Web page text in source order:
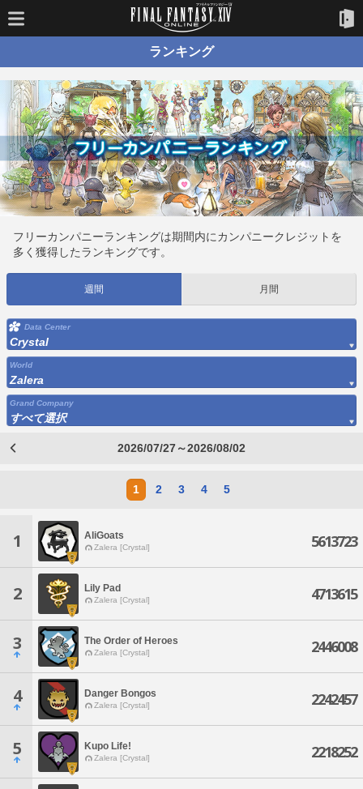
ランキング
フリーカンパニーランキングは期間内にカンパニークレジットを
多く獲得したランキングです。
週間 月間
Data Center
Crystal
World
Zalera
Grand Company
すべて選択
2026/07/27～2026/08/02
1 2 3 4 5
1 AliGoats
Zalera [Crystal] 5613723
2 Lily Pad
Zalera [Crystal] 4713615
3 The Order of Heroes
Zalera [Crystal] 2446008
4 Danger Bongos
Zalera [Crystal] 2242457
5 Kupo Life!
Zalera [Crystal] 2218252